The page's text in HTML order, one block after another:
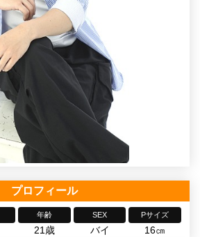
プロフィール
年齢
21歳
SEX
バイ
Pサイズ
16㎝